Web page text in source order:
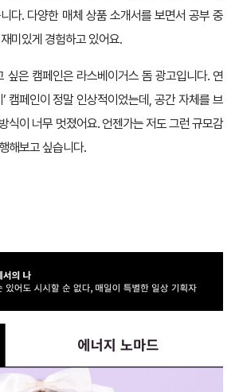
다. 다양한 매체 상품 소개서를 보면서 공부 중
미있게 경험하고 있어요.
싶은 캠페인은 라스베이거스 돔 광고입니다. 연
캠페인이 정말 인상적이었는데, 공간 자체를 브
식이 너무 멋졌어요. 언젠가는 저도 그런 규모감
해보고 싶습니다.